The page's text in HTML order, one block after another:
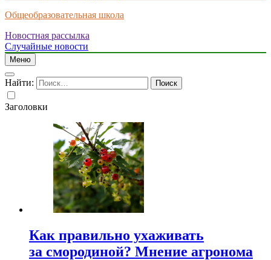
Общеобразовательная школа
Новостная рассылка
Случайные новости
Меню
Найти:
Заголовки
Как правильно ухаживать
за смородиной? Мнение агронома